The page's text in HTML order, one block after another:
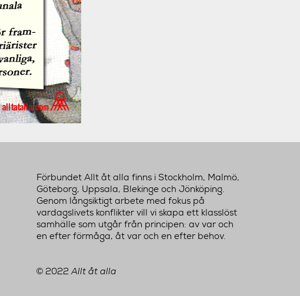
Förbundet Allt åt alla finns i Stockholm, Malmö,
Göteborg, Uppsala, Blekinge och Jönköping.
Genom långsiktigt arbete med fokus på
vardagslivets konflikter vill vi skapa ett klasslöst
samhälle som utgår från principen: av var och
en efter förmåga, åt var och en efter behov.
© 2022Allt åt alla